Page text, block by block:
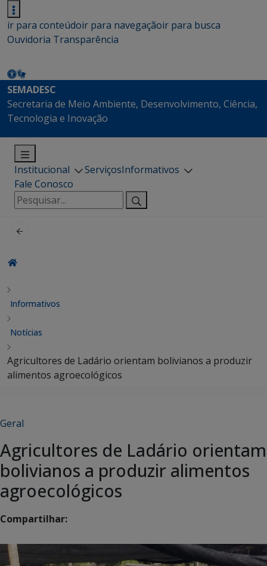
ir para conteúdoir para navegaçãoir para busca
Ouvidoria Transparência
SEMADESC
Secretaria de Meio Ambiente, Desenvolvimento, Ciência,
Tecnologia e Inovação
Institucional ServiçosInformativos
Fale Conosco
Pesquisar
por:
Informativos
Notícias
Agricultores de Ladário orientam bolivianos a produzir
alimentos agroecológicos
Geral
Agricultores de Ladário orientam
bolivianos a produzir alimentos
agroecológicos
Compartilhar: